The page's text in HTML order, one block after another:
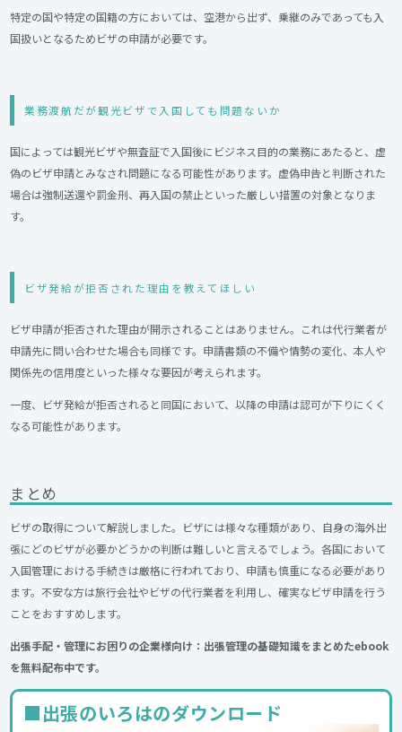
特定の国や特定の国籍の方においては、空港から出ず、乗継のみであっても入
国扱いとなるためビザの申請が必要です。
業務渡航だが観光ビザで入国しても問題ないか
国によっては観光ビザや無査証で入国後にビジネス目的の業務にあたると、虚
偽のビザ申請とみなされ問題になる可能性があります。虚偽申告と判断された
場合は強制送還や罰金刑、再入国の禁止といった厳しい措置の対象となりま
す。
ビザ発給が拒否された理由を教えてほしい
ビザ申請が拒否された理由が開示されることはありません。これは代行業者が
申請先に問い合わせた場合も同様です。申請書類の不備や情勢の変化、本人や
関係先の信用度といった様々な要因が考えられます。
一度、ビザ発給が拒否されると同国において、以降の申請は認可が下りにくく
なる可能性があります。
まとめ
ビザの取得について解説しました。ビザには様々な種類があり、自身の海外出
張にどのビザが必要かどうかの判断は難しいと言えるでしょう。各国において
入国管理における手続きは厳格に行われており、申請も慎重になる必要があり
ます。不安な方は旅行会社やビザの代行業者を利用し、確実なビザ申請を行う
ことをおすすめします。
出張手配・管理にお困りの企業様向け：出張管理の基礎知識をまとめたebook
を無料配布中です。
■出張のいろはのダウンロード